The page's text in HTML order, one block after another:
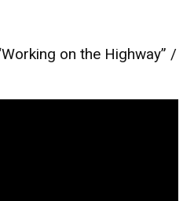
on the Highway” /